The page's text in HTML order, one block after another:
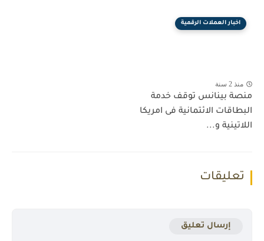
اخبار العملات الرقمية
منذ 2 سنة
منصة بينانس توقف خدمة
البطاقات الائتمانية فى امريكا
اللاتينية و...
تعليقات
إرسال تعليق